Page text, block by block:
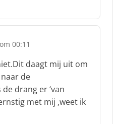
00:11
daagt mij uit om
de
drang er ‘van
met mij ,weet ik